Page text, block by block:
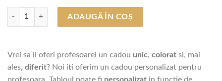
Cantitate Tablouri cu Licheni - Cadouri pentru Educatoare/Invatatoare
ADAUGĂ ÎN COȘ
Vrei sa ii oferi profesoarei un cadou unic, colorat si, mai
ales, diferit? Noi iti oferim un cadou personalizat pentru